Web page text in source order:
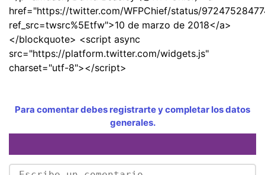
href="https://twitter.com/WFPChief/status/
ref_src=twsrc%5Etfw">10 de marzo de 2018</a>
</blockquote> <script async
src="https://platform.twitter.com/widgets.js"
charset="utf-8"></script>
Para comentar debes registrarte y completar los datos
generales.